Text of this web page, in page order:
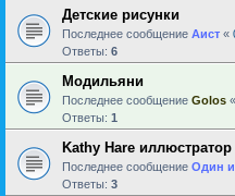
Детские рисунки
Последнее сообщение Аист «
Ответы: 6
Модильяни
Последнее сообщение Golos «
Ответы: 1
Kathy Hare иллюстратор
Последнее сообщение Один
Ответы: 3